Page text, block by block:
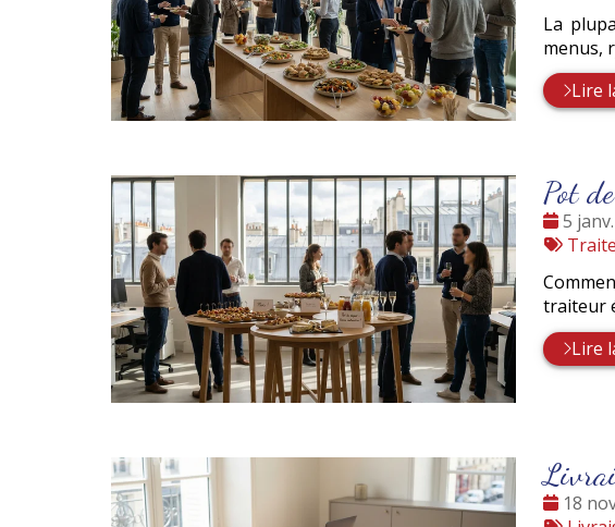
La
menus,
Lire
Pot
Date
:
5
Tags
traiteur
Lire
Date
18